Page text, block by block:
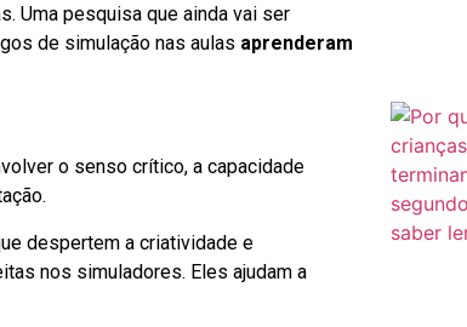
Uma pesquisa que ainda vai ser
de simulação nas aulas aprenderam
o senso crítico, a capacidade
despertem a criatividade e
nos simuladores. Eles ajudam a